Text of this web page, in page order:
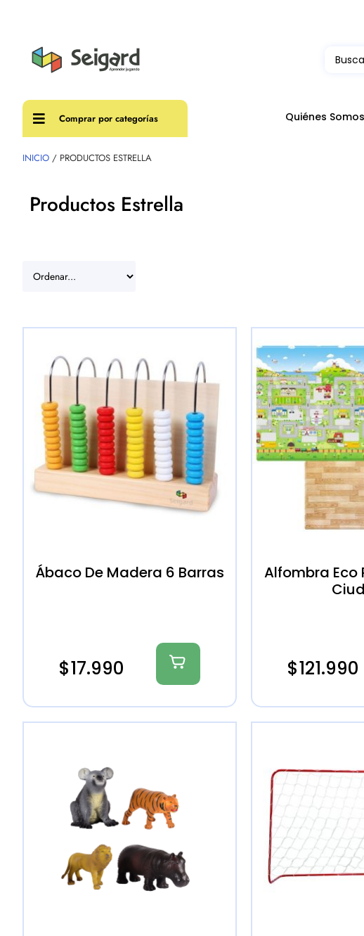
Comprar por categorías Quiénes Somos
INICIO / PRODUCTOS ESTRELLA
Productos Estrella
Ábaco De Madera 6 Barras
$17.990
Alfombra Eco
$121.990